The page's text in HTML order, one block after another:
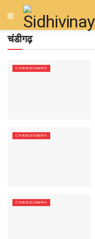
चंडीगढ़
CHANDIGARH
CHANDIGARH
CHANDIGARH